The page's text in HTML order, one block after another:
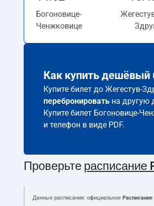
Богоновице-
Ченжковице
Как купить дешёвый
Купите билет до Жегестув-
перебронировать на другую
Купите билет Богоновице-
и телефон в виде PDF.
Проверьте расписание
Данные расписания: официальное Расписание